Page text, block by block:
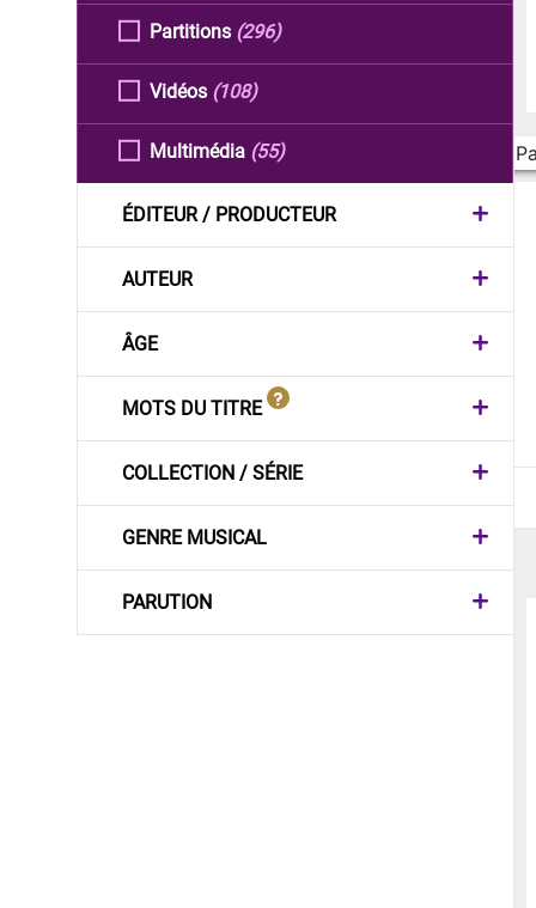
Partitions (296)
Vidéos (108)
Multimédia (55)
ÉDITEUR / PRODUCTEUR
AUTEUR
ÂGE
MOTS DU TITRE
COLLECTION / SÉRIE
GENRE MUSICAL
PARUTION